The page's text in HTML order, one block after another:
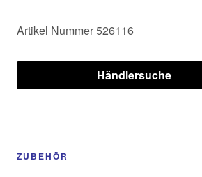
Artikel Nummer 526116
Händlersuche
ZUBEHÖR